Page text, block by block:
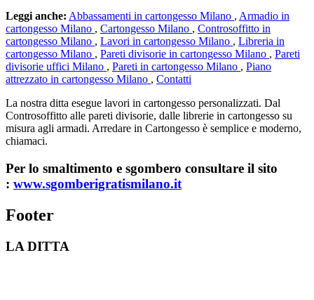
Leggi anche: Abbassamenti in cartongesso Milano , Armadio in
cartongesso Milano , Cartongesso Milano , Controsoffitto in
cartongesso Milano , Lavori in cartongesso Milano , Libreria in
cartongesso Milano , Pareti divisorie in cartongesso Milano , Pareti
divisorie uffici Milano , Pareti in cartongesso Milano , Piano
attrezzato in cartongesso Milano , Contatti
La nostra ditta esegue lavori in cartongesso personalizzati. Dal
Controsoffitto alle pareti divisorie, dalle librerie in cartongesso su
misura agli armadi. Arredare in Cartongesso è semplice e moderno,
chiamaci.
Per lo smaltimento e sgombero consultare il sito
: www.sgomberigratismilano.it
Footer
LA DITTA